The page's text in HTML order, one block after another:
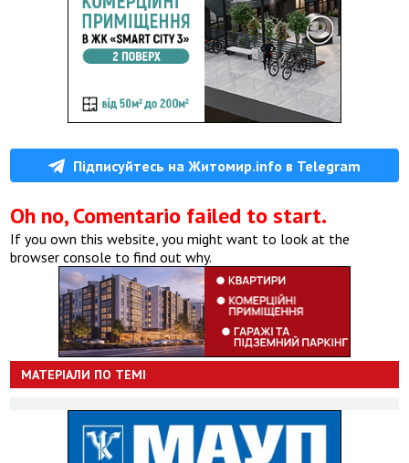
Підписуйтесь на Житомир.info в Telegram
Oh no, Comentario failed to start.
If you own this website, you might want to look at the
browser console to find out why.
МАТЕРІАЛИ ПО ТЕМІ